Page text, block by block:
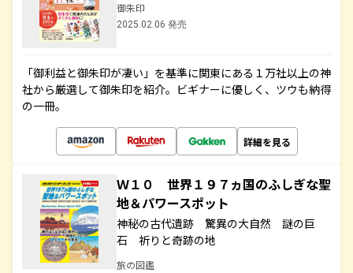
御朱印
2025.02.06 発売
「御利益と御朱印が凄い」を基準に関東にある１万社以上の神
社から厳選して御朱印を紹介。ビギナーに優しく、ツウも納得
の一冊。
詳細を見る
Ｗ１０ 世界１９７ヵ国のふしぎな聖
地＆パワースポット
神秘の古代遺跡 驚異の大自然 謎の巨
石 祈りと奇跡の地
旅の図鑑